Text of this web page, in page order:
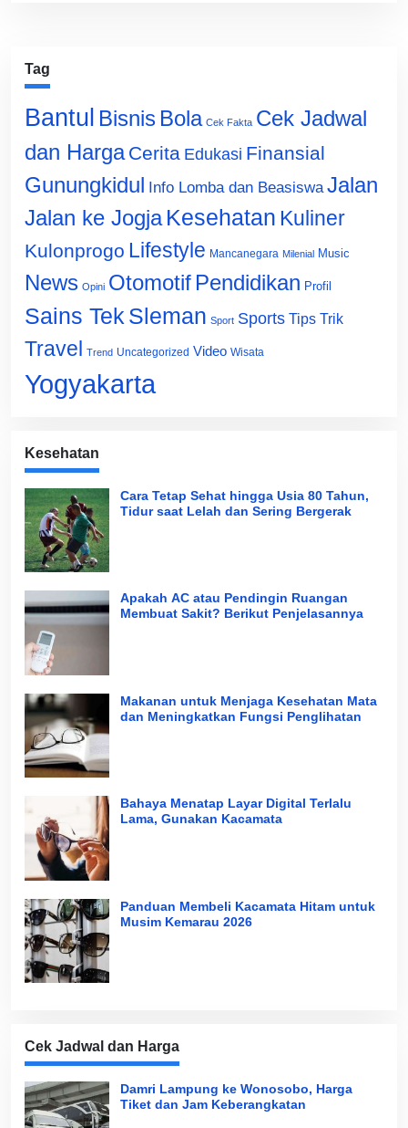
Tag
Bantul Bisnis Bola Cek Fakta Cek Jadwal
dan Harga Cerita Edukasi Finansial
Gunungkidul Info Lomba dan Beasiswa Jalan
Jalan ke Jogja Kesehatan Kuliner
Kulonprogo Lifestyle Mancanegara Milenial Music
News Opini Otomotif Pendidikan Profil
Sains Tek Sleman Sport Sports Tips Trik
Travel Trend Uncategorized Video Wisata
Yogyakarta
Kesehatan
Cara Tetap Sehat hingga Usia 80 Tahun,
Tidur saat Lelah dan Sering Bergerak
Apakah AC atau Pendingin Ruangan
Membuat Sakit? Berikut Penjelasannya
Makanan untuk Menjaga Kesehatan Mata
dan Meningkatkan Fungsi Penglihatan
Bahaya Menatap Layar Digital Terlalu
Lama, Gunakan Kacamata
Panduan Membeli Kacamata Hitam untuk
Musim Kemarau 2026
Cek Jadwal dan Harga
Damri Lampung ke Wonosobo, Harga
Tiket dan Jam Keberangkatan